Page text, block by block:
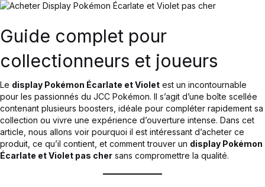
Guide complet pour
collectionneurs et joueurs
Le display Pokémon Écarlate et Violet est un incontournable
pour les passionnés du JCC Pokémon. Il s’agit d’une boîte scellée
contenant plusieurs boosters, idéale pour compléter rapidement sa
collection ou vivre une expérience d’ouverture intense. Dans cet
article, nous allons voir pourquoi il est intéressant d’acheter ce
produit, ce qu’il contient, et comment trouver un display Pokémon
Écarlate et Violet pas cher sans compromettre la qualité.